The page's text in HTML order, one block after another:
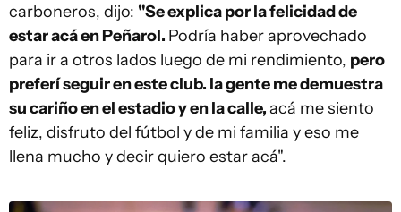
carboneros, dijo: "Se explica por la felicidad de
estar acá en Peñarol. Podría haber aprovechado
para ir a otros lados luego de mi rendimiento, pero
preferí seguir en este club. la gente me demuestra
su cariño en el estadio y en la calle,acá me siento
feliz, disfruto del fútbol y de mi familia y eso me
llena mucho y decir quiero estar acá".